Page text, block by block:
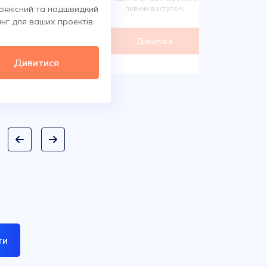
та надшвидкий
для ваших проектів.
Дивитися
повним доступом.
Дивитися